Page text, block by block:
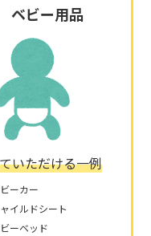
ベビー用品
いただける一例
ーカー
イルドシート
ーベッド